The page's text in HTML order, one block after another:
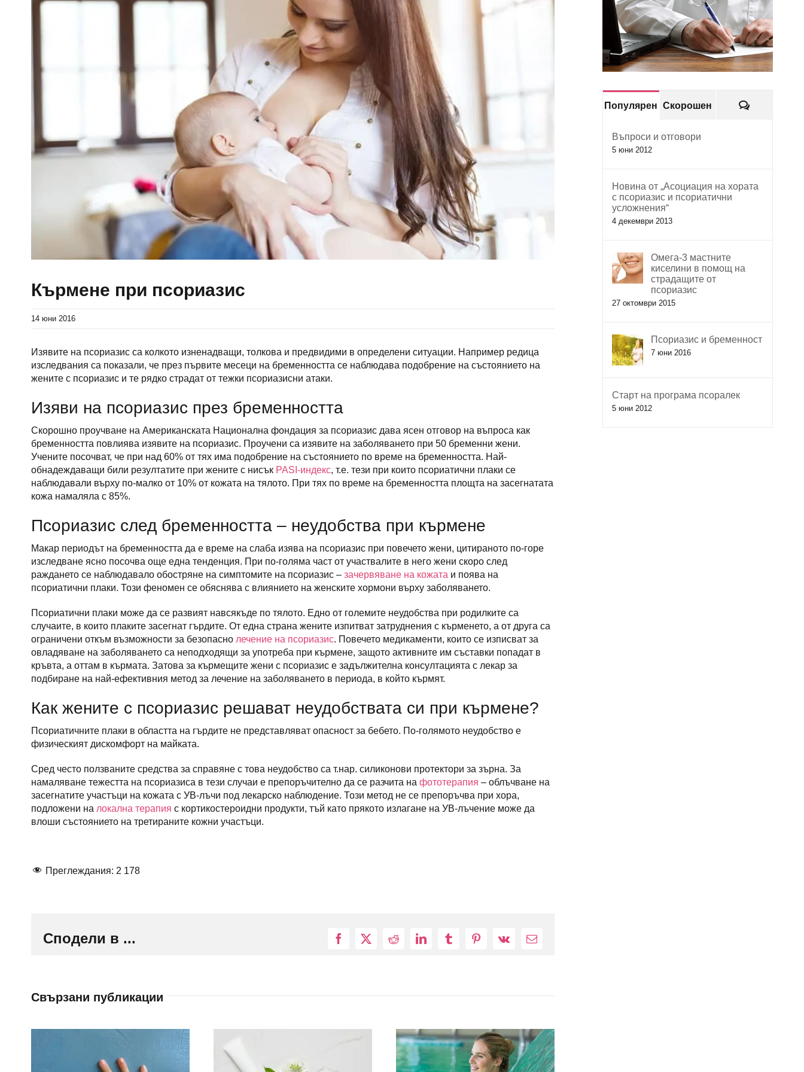
Кърмене при псориазис
14 юни 2016
Изявите на псориазис са колкото изненадващи, толкова и предвидими в определени ситуации. Например редица
изследвания са показали, че през първите месеци на бременността се наблюдава подобрение на състоянието на
жените с псориазис и те рядко страдат от тежки псориазисни атаки.
Изяви на псориазис през бременността
Скорошно проучване на Американската Национална фондация за псориазис дава ясен отговор на въпроса как
бременността повлиява изявите на псориазис. Проучени са изявите на заболяването при 50 бременни жени.
Учените посочват, че при над 60% от тях има подобрение на състоянието по време на бременността. Най-
обнадеждаващи били резултатите при жените с нисък PASI-индекс, т.е. тези при които псориатични плаки се
наблюдавали върху по-малко от 10% от кожата на тялото. При тях по време на бременността площта на засегнатата
кожа намаляла с 85%.
Псориазис след бременността – неудобства при кърмене
Макар периодът на бременността да е време на слаба изява на псориазис при повечето жени, цитираното по-горе
изследване ясно посочва още една тенденция. При по-голяма част от участвалите в него жени скоро след
раждането се наблюдавало обостряне на симптомите на псориазис – зачервяване на кожата и поява на
псориатични плаки. Този феномен се обяснява с влиянието на женските хормони върху заболяването.
Псориатични плаки може да се развият навсякъде по тялото. Едно от големите неудобства при родилките са
случаите, в които плаките засегнат гърдите. От една страна жените изпитват затруднения с кърменето, а от друга са
ограничени откъм възможности за безопасно лечение на псориазис. Повечето медикаменти, които се изписват за
овладяване на заболяването са неподходящи за употреба при кърмене, защото активните им съставки попадат в
кръвта, а оттам в кърмата. Затова за кърмещите жени с псориазис е задължителна консултацията с лекар за
подбиране на най-ефективния метод за лечение на заболяването в периода, в който кърмят.
Как жените с псориазис решават неудобствата си при кърмене?
Псориатичните плаки в областта на гърдите не представляват опасност за бебето. По-голямото неудобство е
физическият дискомфорт на майката.
Сред често ползваните средства за справяне с това неудобство са т.нар. силиконови протектори за зърна. За
намаляване тежестта на псориазиса в тези случаи е препоръчително да се разчита на фототерапия – облъчване на
засегнатите участъци на кожата с УВ-лъчи под лекарско наблюдение. Този метод не се препоръчва при хора,
подложени на локална терапия с кортикостероидни продукти, тъй като прякото излагане на УВ-лъчение може да
влоши състоянието на третираните кожни участъци.
Преглеждания: 2 178
Сподели в ... Facebook
X RedditLinkedInTumblrPinterest
Vk
Електронна
Свързани публикации
Популярен Скорошен Коментари
Въпроси и отговори
5 юни 2012
Новина от „Асоциация на хората
с псориазис и псориатични
усложнения“
4 декември 2013
Омега-3 мастните
киселини в помощ на
страдащите от
псориазис
27 октомври 2015
Псориазис и бременност
7 юни 2016
Старт на програма псоралек
5 юни 2012